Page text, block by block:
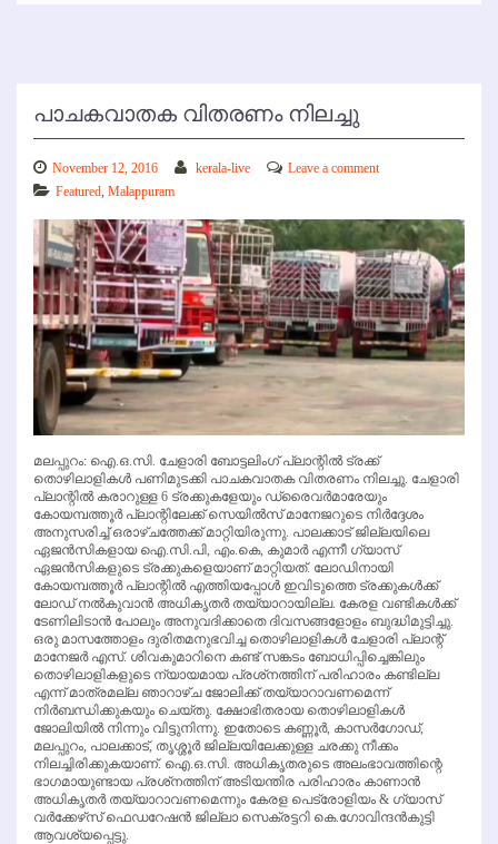
പാചകവാതക വിതരണം നിലച്ചു
November 12, 2016 kerala-live
Leave a comment
Featured Malappuram
മലപ്പുറം: ഐ.ഒ.സി. ചേളാരി ബോട്ടലിംഗ് പ്ലാന്റില്‍ ട്രക്ക്
തൊഴിലാളികള്‍ പണിമുടക്കി പാചകവാതക വിതരണം നിലച്ചു. ചേളാരി
പ്ലാന്റില്‍ കരാറുള്ള 6 ട്രക്കുകളേയും ഡ്രൈവര്‍മാരേയും
കോയമ്പത്തൂര്‍ പ്ലാന്റിലേക്ക് സെയില്‍സ് മാനേജറുടെ നിര്‍ദ്ദേശം
അനുസരിച്ച് ഒരാഴ്ചത്തേക്ക് മാറ്റിയിരുന്നു. പാലക്കാട് ജില്ലയിലെ
ഏജന്‍സികളായ ഐ.സി.പി, എം.കെ, കുമാര്‍ എന്നീ ഗ്യാസ്
ഏജന്‍സികളുടെ ട്രക്കുകളെയാണ് മാറ്റിയത്. ലോഡിനായി
കോയമ്പത്തൂര്‍ പ്ലാന്റില്‍ എത്തിയപ്പോള്‍ ഇവിടുത്തെ ട്രക്കുകള്‍ക്ക്
ലോഡ് നല്‍കുവാന്‍ അധികൃതര്‍ തയ്യാറായില്ല. കേരള വണ്ടികള്‍ക്ക്
ടേണിലിടാന്‍ പോലും അനുവദിക്കാതെ ദിവസങ്ങളോളം ബുദ്ധിമുട്ടിച്ചു.
ഒരു മാസത്തോളം ദുരിതമനുഭവിച്ച തൊഴിലാളികള്‍ ചേളാരി പ്ലാന്റ്
മാനേജര്‍ എസ്. ശിവകുമാറിനെ കണ്ട് സങ്കടം ബോധിപ്പിച്ചെങ്കിലും
തൊഴിലാളികളുടെ ന്യായമായ പ്രശ്‌നത്തിന് പരിഹാരം കണ്ടില്ല
എന്ന് മാത്രമല്ല ഞാറാഴ്ച ജോലിക്ക് തയ്യാറാവണമെന്ന്
നിര്‍ബന്ധിക്കുകയും ചെയ്തു. ക്ഷോഭിതരായ തൊഴിലാളികള്‍
ജോലിയില്‍ നിന്നും വിട്ടുനിന്നു. ഇതോടെ കണ്ണൂര്‍, കാസര്‍ഗോഡ്,
മലപ്പുറം, പാലക്കാട്, തൃശ്ശൂര്‍ ജില്ലയിലേക്കുള്ള ചരക്കു നീക്കം
നിലച്ചിരിക്കുകയാണ്. ഐ.ഒ.സി. അധികൃതരുടെ അലംഭാവത്തിന്റെ
ഭാഗമായുണ്ടായ പ്രശ്‌നത്തിന് അടിയന്തിര പരിഹാരം കാണാന്‍
അധികൃതര്‍ തയ്യാറാവണമെന്നും കേരള പെട്രോളിയം & ഗ്യാസ്
വര്‍ക്കേഴ്‌സ് ഫെഡറേഷന്‍ ജില്ലാ സെക്രട്ടറി കെ.ഗോവിന്ദന്‍കുട്ടി
ആവശ്യപ്പെട്ടു.